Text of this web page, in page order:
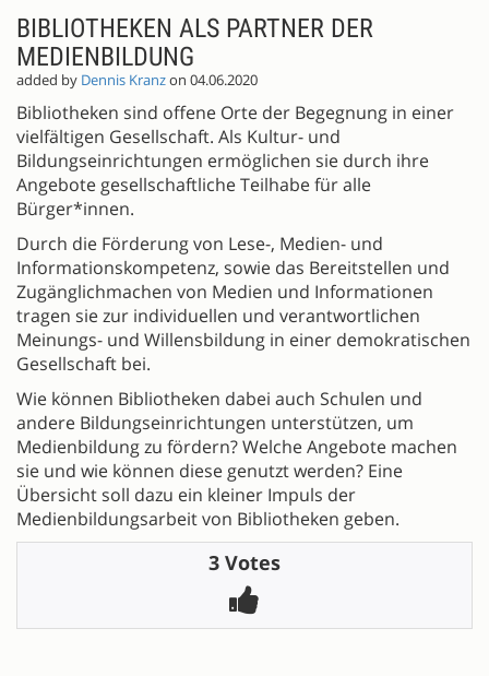
BIBLIOTHEKEN ALS PARTNER DER
MEDIENBILDUNG
added by Dennis Kranzon 04.06.2020
Bibliotheken sind offene Orte der Begegnung in einer
vielfältigen Gesellschaft. Als Kultur- und
Bildungseinrichtungen ermöglichen sie durch ihre
Angebote gesellschaftliche Teilhabe für alle
Bürger*innen.
Durch die Förderung von Lese-, Medien- und
Informationskompetenz, sowie das Bereitstellen und
Zugänglichmachen von Medien und Informationen
tragen sie zur individuellen und verantwortlichen
Meinungs- und Willensbildung in einer demokratischen
Gesellschaft bei.
Wie können Bibliotheken dabei auch Schulen und
andere Bildungseinrichtungen unterstützen, um
Medienbildung zu fördern? Welche Angebote machen
sie und wie können diese genutzt werden? Eine
Übersicht soll dazu ein kleiner Impuls der
Medienbildungsarbeit von Bibliotheken geben.
3 Votes